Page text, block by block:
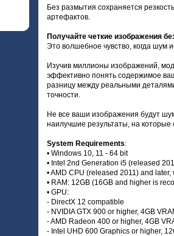
Без размытия сохраняется
артефактов.
Получайте четкие изображения
Это волшебное чувство, когда шум
Изучив миллионы изображений,
эффективно понять содержимое
разницу между реальными
точности.
Не все ваши изображения будут
наилучшие результаты, на
System Requirements:
• Windows 10, 11 - 64 bit
• Intel 2nd Generation i5 (released
• AMD CPU (released 2011) and later,
• RAM: 12GB (16GB and higher is
• GPU:
- DirectX 12 compatible
- NVIDIA GTX 900 or higher, 4GB
- AMD Radeon 400 or higher, 4GB
- Intel UHD 600 Graphics or higher,